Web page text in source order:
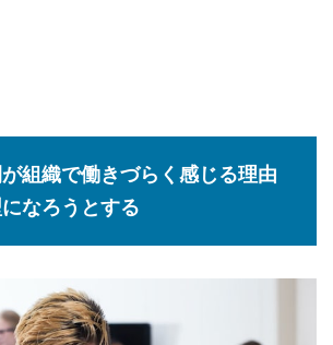
組織で働きづらく感じる理由
なろうとする